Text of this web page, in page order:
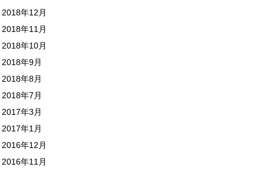
2018年12月
2018年11月
2018年10月
2018年9月
2018年8月
2018年7月
2017年3月
2017年1月
2016年12月
2016年11月